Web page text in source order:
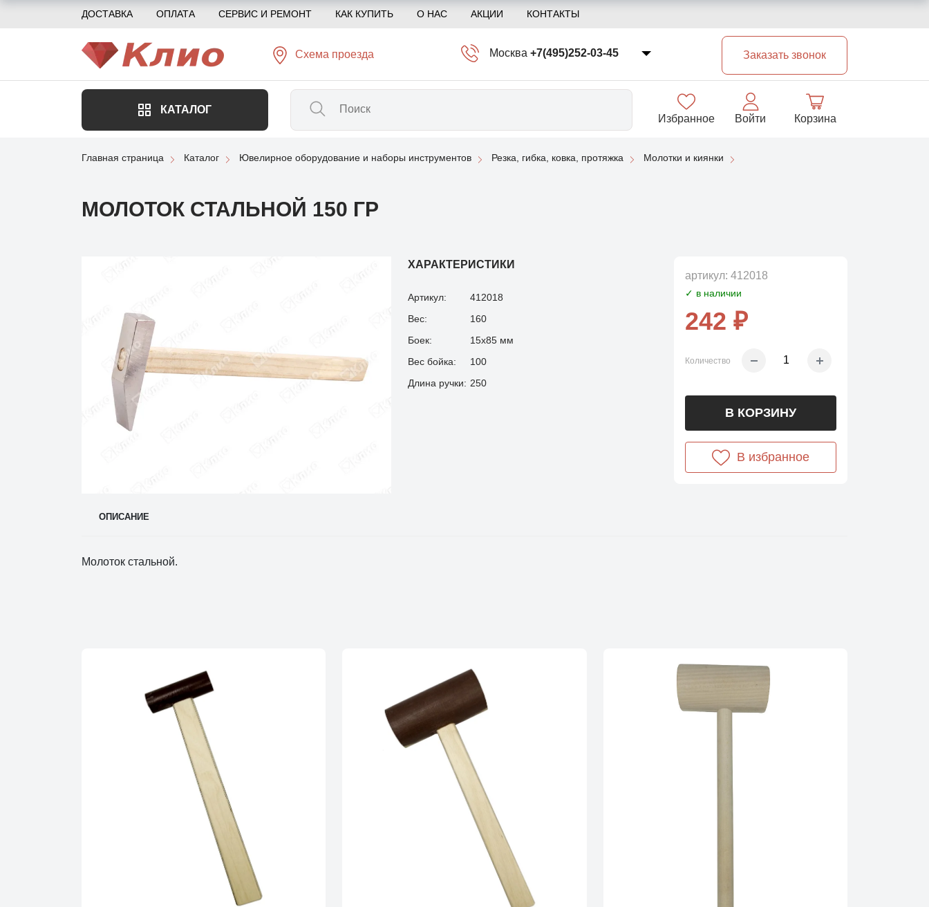
ДОСТАВКА ОПЛАТА СЕРВИС И РЕМОНТ КАК КУПИТЬ О НАС АКЦИИ КОНТАКТЫ
Схема проезда Москва +7(495)252-03-45
Заказать звонок
КАТАЛОГ
Избранное Войти Корзина
Главная страница Каталог Ювелирное оборудование и наборы инструментов Резка, гибка, ковка, протяжка Молотки и киянки
МОЛОТОК СТАЛЬНОЙ 150 ГР
ХАРАКТЕРИСТИКИ
Артикул:
412018
Вес:
160
Боек:
15х85 мм
Вес бойка:
100
Длина ручки: 250
артикул: 412018
✓ в наличии
242 ₽
Количество
В КОРЗИНУ
В избранное
ОПИСАНИЕ
Молоток стальной.